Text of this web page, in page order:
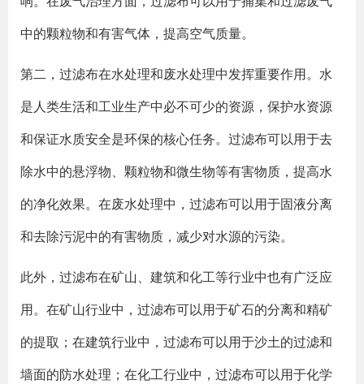
中的颗粒物和有害气体，提高空气质量。
第二，过滤布在水处理和废水处理中发挥重要作用。水
是人类生活和工业生产中必不可少的资源，保护水资源
和保证水质安全是环保的核心任务。过滤布可以用于去
除水中的悬浮物、颗粒物和微生物等有害物质，提高水
的净化效果。在废水处理中，过滤布可以用于固液分离
和去除污泥中的有害物质，减少对水源的污染。
此外，过滤布在矿山、建筑和化工等行业中也有广泛应
用。在矿山行业中，过滤布可以用于矿石的分离和精矿
的提取；在建筑行业中，过滤布可以用于沙土的过滤和
墙面的防水处理；在化工行业中，过滤布可以用于化学